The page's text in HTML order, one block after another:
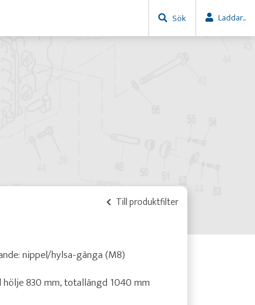
Sök Laddar...
Till produktfilter
nippel/hylsa-gänga (M8)
hölje 830 mm, totallängd 1040 mm